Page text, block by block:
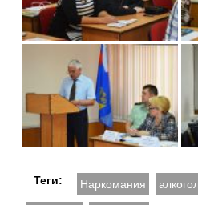
Теги: Наркомания